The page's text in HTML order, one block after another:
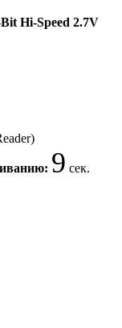
Hi-Speed 2.7V
9 сек.